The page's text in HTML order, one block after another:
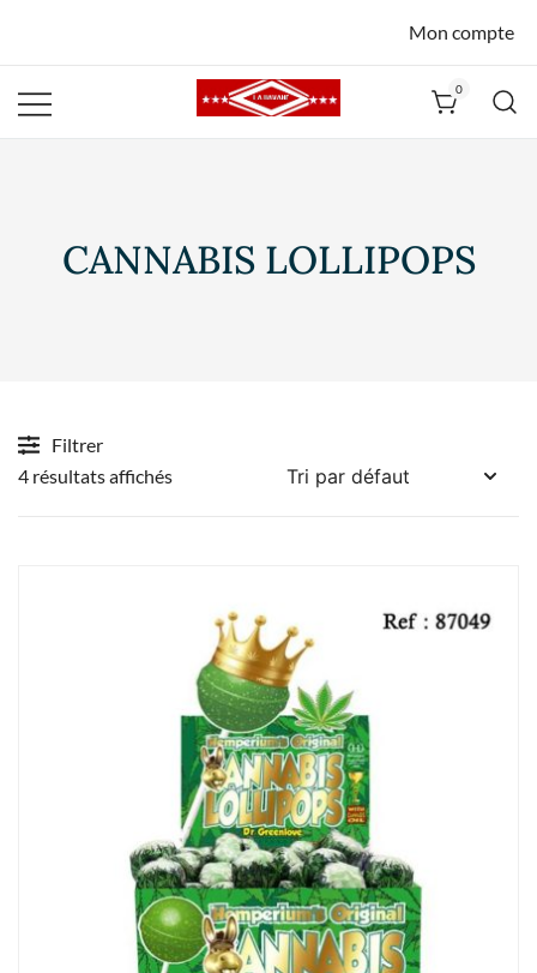
Mon compte
0
CANNABIS LOLLIPOPS
Filtrer
4 résultats affichés